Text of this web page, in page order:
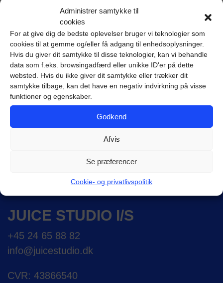
Administrer samtykke til
cookies
For at give dig de bedste oplevelser bruger vi teknologier som
cookies til at gemme og/eller få adgang til enhedsoplysninger.
Hvis du giver dit samtykke til disse teknologier, kan vi behandle
data som f.eks. browsingadfærd eller unikke ID'er på dette
websted. Hvis du ikke giver dit samtykke eller trækker dit
samtykke tilbage, kan det have en negativ indvirkning på visse
funktioner og egenskaber.
Godkend
Afvis
Se præferencer
Cookie- og privatlivspolitik
opnå dine mål.
Planlægning og tidsplan:Vi opretter en
detaljeret tidsplan for sociale medieaktiviteter,
der identificerer de bedste tidspunkter og
frekvensen af opslag for maksimal synlighed
og engagement.
FLERE JUICY DETALJER
JUICE STUDIO I/S
+45 24 65 88 82
info@juicestudio.dk
CVR: 43866540